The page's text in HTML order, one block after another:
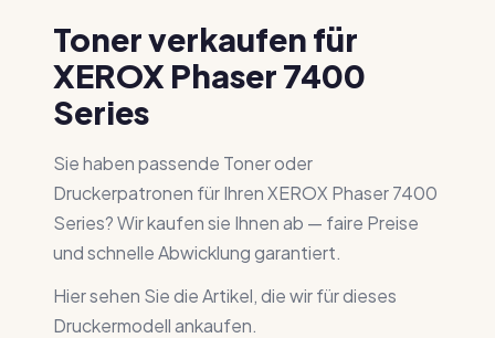
Toner verkaufen für
XEROX Phaser 7400
Series
Sie haben passende Toner oder
Druckerpatronen für Ihren XEROX Phaser 7400
Series? Wir kaufen sie Ihnen ab — faire Preise
und schnelle Abwicklung garantiert.
Hier sehen Sie die Artikel, die wir für dieses
Druckermodell ankaufen.